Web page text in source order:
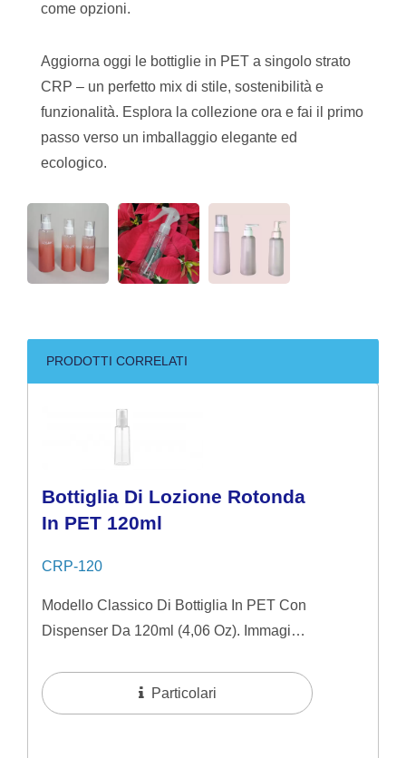
come opzioni.
Aggiorna oggi le bottiglie in PET a singolo strato
CRP – un perfetto mix di stile, sostenibilità e
funzionalità. Esplora la collezione ora e fai il primo
passo verso un imballaggio elegante ed
ecologico.
PRODOTTI CORRELATI
Bottiglia Di Lozione Rotonda
In PET 120ml
CRP-120
Modello Classico Di Bottiglia In PET Con
Dispenser Da 120ml (4,06 Oz). Immagine
Per La Cura Della Pelle Di Fascia...
Particolari